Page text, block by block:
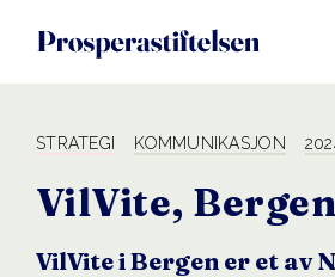
STRATEGI KOMMUNIKASJON
VilVite, Bergen
VilVite i Bergen er et av